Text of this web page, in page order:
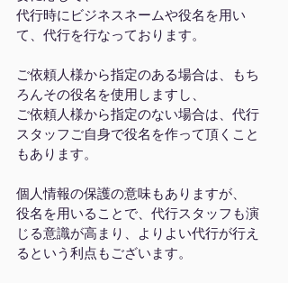
代行時にビジネスネームや役名を用い
て、代行を行なっております。
ご依頼人様から指定のある場合は、もち
ろんその役名を使用しますし、
ご依頼人様から指定のない場合は、代行
スタッフご自身で役名を作って頂くこと
もあります。
個人情報の保護の意味もありますが、
役名を用いることで、代行スタッフも演
じる意識が高まり、よりよい代行が行え
るという利点もございます。